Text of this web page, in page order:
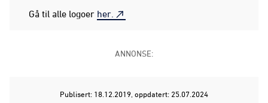
Gå til alle logoer her.
ANNONSE:
Publisert: 18.12.2019 , oppdatert: 25.07.2024